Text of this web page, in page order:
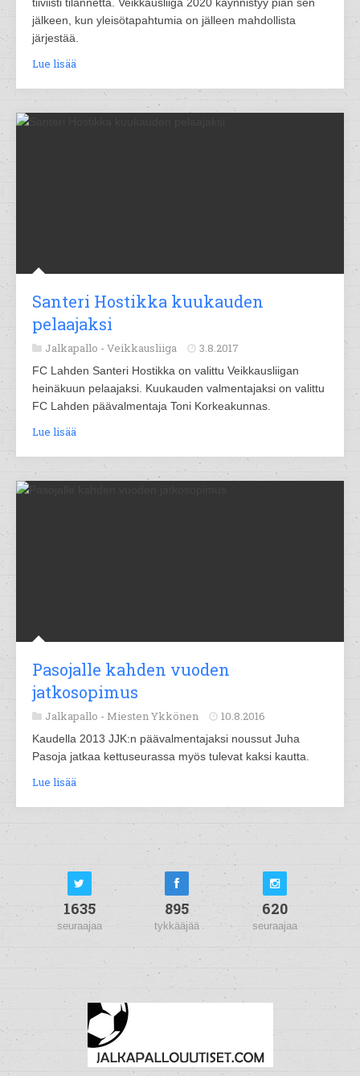
jälkeen, kun yleisötapahtumia on jälleen mahdollista
järjestää.
Lue lisää
Santeri Hostikka kuukauden
pelaajaksi
Jalkapallo - Veikkausliiga 3.8.2017
FC Lahden Santeri Hostikka on valittu Veikkausliigan
heinäkuun pelaajaksi. Kuukauden valmentajaksi on valittu
FC Lahden päävalmentaja Toni Korkeakunnas.
Lue lisää
Pasojalle kahden vuoden
jatkosopimus
Jalkapallo - Miesten Ykkönen 10.8.2016
Kaudella 2013 JJK:n päävalmentajaksi noussut Juha
Pasoja jatkaa kettuseurassa myös tulevat kaksi kautta.
Lue lisää
1635
seuraajaa
895
tykkääjää
620
seuraajaa